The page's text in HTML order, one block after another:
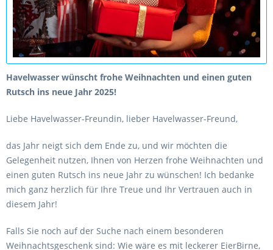
Havelwasser wünscht frohe Weihnachten und einen guten
Rutsch ins neue Jahr 2025!
Liebe Havelwasser-Freundin, lieber Havelwasser-Freund,
das Jahr neigt sich dem Ende zu, und wir möchten die
Gelegenheit nutzen, Ihnen von Herzen frohe Weihnachten und
einen guten Rutsch ins neue Jahr zu wünschen! Ich bedanke
mich ganz herzlich für Ihre Treue und Ihr Vertrauen auch in
diesem Jahr!
Falls Sie noch auf der Suche nach einem besonderen
Weihnachtsgeschenk sind: Wie wäre es mit leckerer EierBirne,